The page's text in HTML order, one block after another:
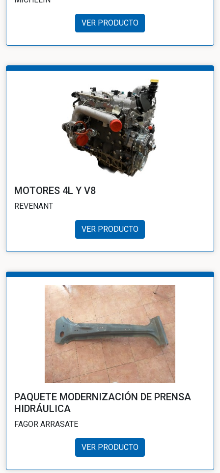
VER PRODUCTO
MOTORES 4L Y V8
REVENANT
VER PRODUCTO
PAQUETE MODERNIZACIÓN DE PRENSA
HIDRÁULICA
FAGOR ARRASATE
VER PRODUCTO